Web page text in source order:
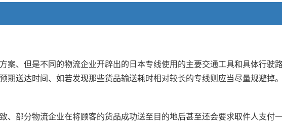
、但是不同的物流企业开辟出的日本专线使用的主要交通工具和具体行驶
送达时间、如若发现那些货品输送耗时相对较长的专线则应当尽量规避掉。
部分物流企业在将顾客的货品成功送至目的地后甚至还会要求取件人支付